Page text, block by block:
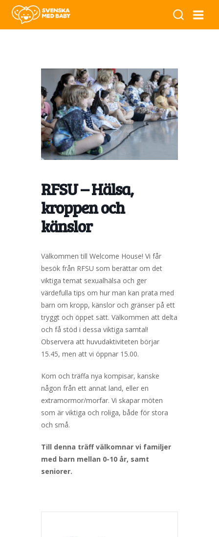
RFSU – Hälsa,
kroppen och
känslor
Välkommen till Welcome House! Vi får
besök från RFSU som berättar om det
viktiga temat sexualhälsa och ger
värdefulla tips om hur man kan prata med
barn om kropp, känslor och gränser på ett
tryggt och öppet sätt. Välkommen att delta
och få stöd i dessa viktiga samtal!
Observera att huvudaktiviteten börjar
15.45, men att vi öppnar 15.00.
Kom och träffa nya kompisar, kanske
någon från ett annat land, eller en
extramormor/morfar. Vi skapar möten
som är viktiga och roliga, både för stora
och små.
Till denna träff välkomnar vi familjer
med barn mellan 0-10 år, samt
seniorer.